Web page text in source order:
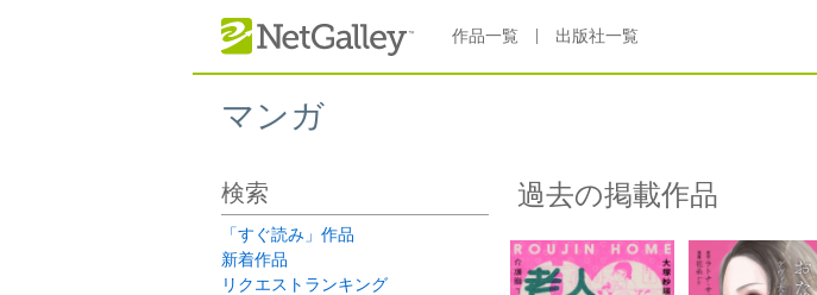
作品一覧 出版社一覧
マンガ
検索
「すぐ読み」作品
新着作品
リクエストランキング
過去の掲載作品